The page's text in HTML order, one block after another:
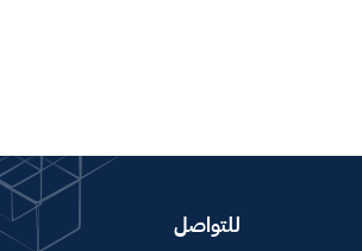
للتواصل